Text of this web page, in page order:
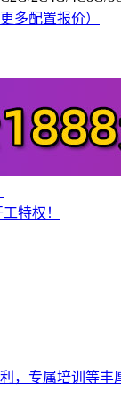
多配置报价）
特权！
，专属培训等丰